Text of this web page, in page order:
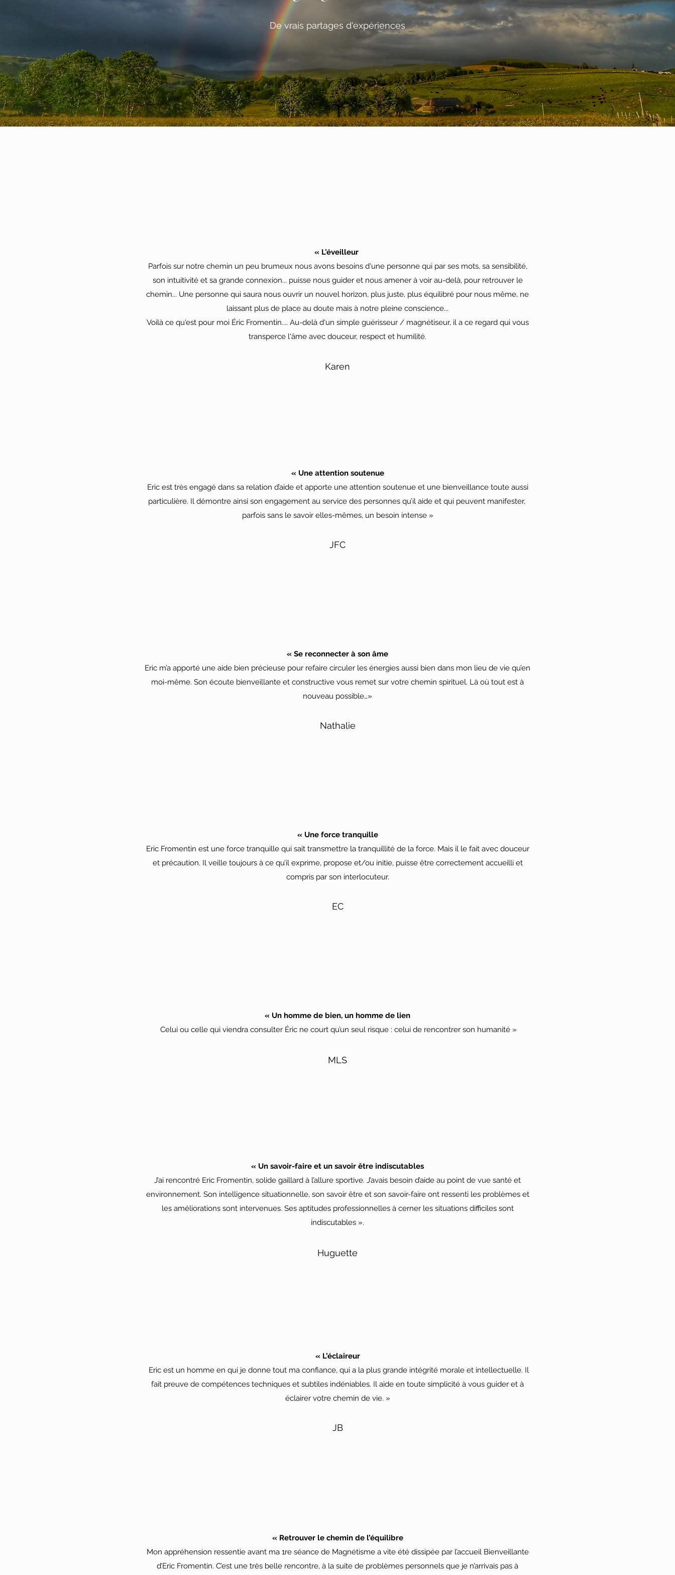
De vrais partages d'expériences
« L’éveilleur
Parfois sur notre chemin un peu brumeux nous avons besoins d'une personne qui par ses mots, sa sensibilité,
son intuitivité et sa grande connexion... puisse nous guider et nous amener à voir au-delà, pour retrouver le
chemin... Une personne qui saura nous ouvrir un nouvel horizon, plus juste, plus équilibré pour nous même, ne
laissant plus de place au doute mais à notre pleine conscience...
Voilà ce qu'est pour moi Éric Fromentin.... Au-delà d'un simple guérisseur / magnétiseur, il a ce regard qui vous
transperce l'âme avec douceur, respect et humilité.
Karen
« Une attention soutenue
Eric est très engagé dans sa relation d’aide et apporte une attention soutenue et une bienveillance toute aussi
particulière. Il démontre ainsi son engagement au service des personnes qu’il aide et qui peuvent manifester,
parfois sans le savoir elles-mêmes, un besoin intense »
JFC
« Se reconnecter à son âme
Eric m’a apporté une aide bien précieuse pour refaire circuler les énergies aussi bien dans mon lieu de vie qu’en
moi-même. Son écoute bienveillante et constructive vous remet sur votre chemin spirituel. Là où tout est à
nouveau possible…»
Nathalie
« Une force tranquille
Eric Fromentin est une force tranquille qui sait transmettre la tranquillité de la force. Mais il le fait avec douceur
et précaution. Il veille toujours à ce qu’il exprime, propose et/ou initie, puisse être correctement accueilli et
compris par son interlocuteur.
EC
« Un homme de bien, un homme de lien
Celui ou celle qui viendra consulter Éric ne court qu’un seul risque : celui de rencontrer son humanité »
MLS
« Un savoir-faire et un savoir être indiscutables
J’ai rencontré Eric Fromentin, solide gaillard à l’allure sportive. J’avais besoin d’aide au point de vue santé et
environnement. Son intelligence situationnelle, son savoir être et son savoir-faire ont ressenti les problèmes et
les améliorations sont intervenues. Ses aptitudes professionnelles à cerner les situations difficiles sont
indiscutables ».
Huguette
« L’éclaireur
Eric est un homme en qui je donne tout ma confiance, qui a la plus grande intégrité morale et intellectuelle. Il
fait preuve de compétences techniques et subtiles indéniables. Il aide en toute simplicité à vous guider et à
éclairer votre chemin de vie. »
JB
« Retrouver le chemin de l’équilibre
Mon appréhension ressentie avant ma 1re séance de Magnétisme a vite été dissipée par l’accueil Bienveillante
d’Eric Fromentin. C’est une très belle rencontre, à la suite de problèmes personnels que je n’arrivais pas à